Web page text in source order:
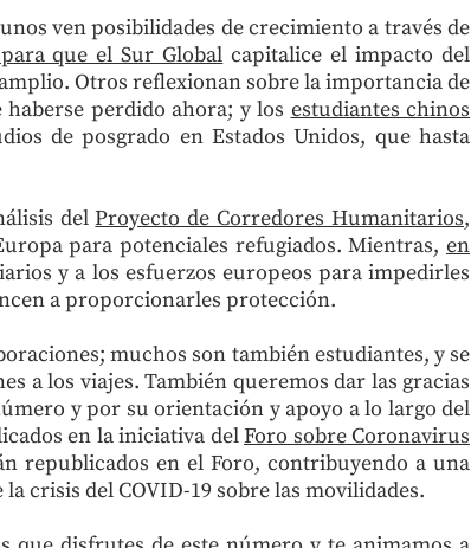
ven posibilidades de crecimiento a través de
que el Sur Global capitalice el impacto del
Otros reflexionan sobre la importancia de
perdido ahora; y los estudiantes chinos
de posgrado en Estados Unidos, que hasta
delProyecto de Corredores Humanitarios,
para potenciales refugiados. Mientras, en
y a los esfuerzos europeos para impedirles
a proporcionarles protección.
muchos son también estudiantes, y se
a los viajes. También queremos dar las gracias
y por su orientación y apoyo a lo largo del
en la iniciativa delForo sobre Coronavirus
republicados en el Foro, contribuyendo a una
crisis del COVID-19 sobre las movilidades.